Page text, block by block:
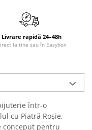
Livrare rapidă 24–48h
la tine sau în Easybox
într-o
cu Piatră Roșie,
conceput pentru